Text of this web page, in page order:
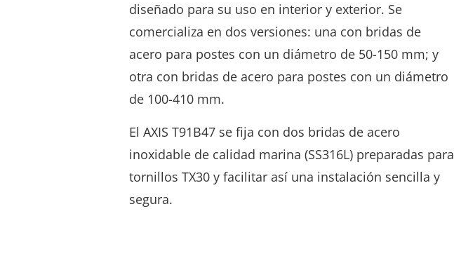
diseñado para su uso en interior y exterior. Se
comercializa en dos versiones: una con bridas de
acero para postes con un diámetro de 50-150 mm; y
otra con bridas de acero para postes con un diámetro
de 100-410 mm.
El AXIS T91B47 se fija con dos bridas de acero
inoxidable de calidad marina (SS316L) preparadas para
tornillos TX30 y facilitar así una instalación sencilla y
segura.